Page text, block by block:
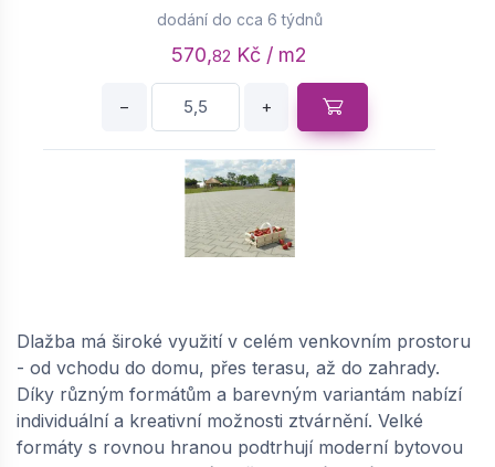
dodání do cca 6 týdnů
570,82 Kč / m2
− +
64865017
dodání do cca 6 týdnů
17,18Kč / ks
− +
Dlažba má široké využití v celém venkovním prostoru
- od vchodu do domu, přes terasu, až do zahrady.
Díky různým formátům a barevným variantám nabízí
individuální a kreativní možnosti ztvárnění. Velké
formáty s rovnou hranou podtrhují moderní bytovou